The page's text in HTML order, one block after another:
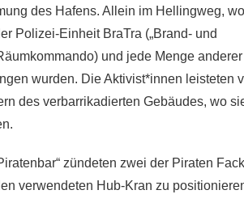
des Hafens. Allein im Hellingweg,
Polizei-Einheit BraTra („Brand- und
und jede Menge
wurden. Die Aktivist*innen leisteten
des verbarrikadierten Gebäudes, wo
zündeten zwei der Piraten
verwendeten Hub-Kran zu